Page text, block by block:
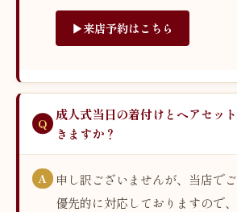
▶︎来店予約はこちら
成人式当日の着付けとヘアセッ
きますか？
申し訳ございませんが、当店で
優先的に対応しておりますので